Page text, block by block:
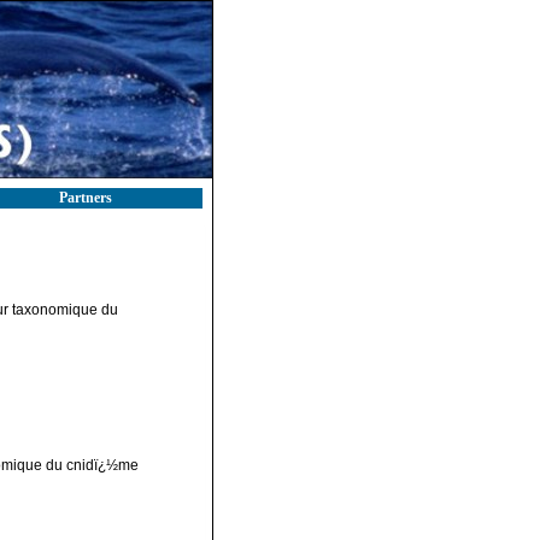
Partners
taxonomique du
du cnidï¿½me